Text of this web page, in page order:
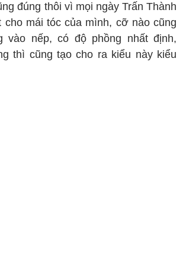
đúng thôi vì mọi ngày Trấn Thành
cho mái tóc của mình, cỡ nào cũng
vào nếp, có độ phồng nhất định,
thì cũng tạo cho ra kiểu này kiểu